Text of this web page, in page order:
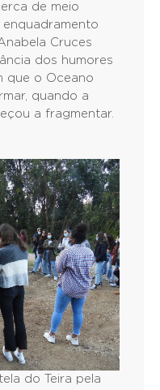
de meio
Cruces
dos humores
que o Oceano
quando a
a fragmentar.
do Teira pela